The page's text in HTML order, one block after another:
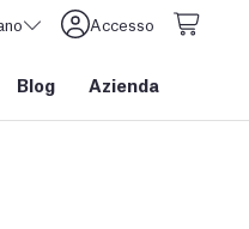
Accesso
Blog Azienda